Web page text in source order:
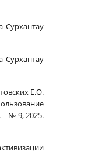
Сурхантау
Сурхантау
Е.О.
– № 9, 2025.